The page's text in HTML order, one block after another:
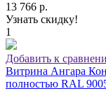
13 766 р.
Узнать скидку!
1
Добавить к
Витрина Ангара
полностью RAL